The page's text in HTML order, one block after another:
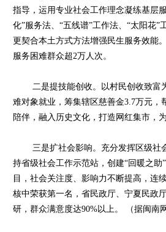
指导，运用专业社会工作理念凝练基层
化”服务法、“五线谱”工作法、“太阳花
更契合本土方式方法增强民生服务效能
服务困难群众超2万人次。
二是提技能创收。以村民创收致富
难对象就业，筹集辖区慈善金3.7万元，
陪伴，融入历史文化，打造网红集市，
三是扩社会影响。充分发挥区级社
持省级社会工作示范站，创建“回暖之助
目，社会关注度、影响力不断提高，连
核中荣获第一名，省民政厅、宁夏民政
研，群众满意度达90%以上。 （据闽南网